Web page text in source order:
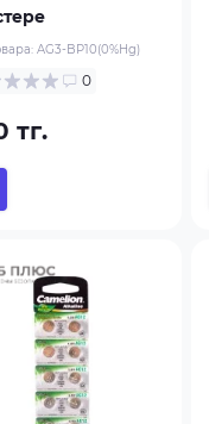
AG3-BP10(0%Hg)
0
тг.